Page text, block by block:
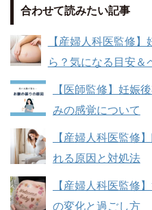
合わせて読みたい記事
【産婦人科医監修
ら？気になる目安＆
【医師監修】妊娠
みの感覚について
【産婦人科医監修
れる原因と対処法
【産婦人科医監修
の変化と過ごし方